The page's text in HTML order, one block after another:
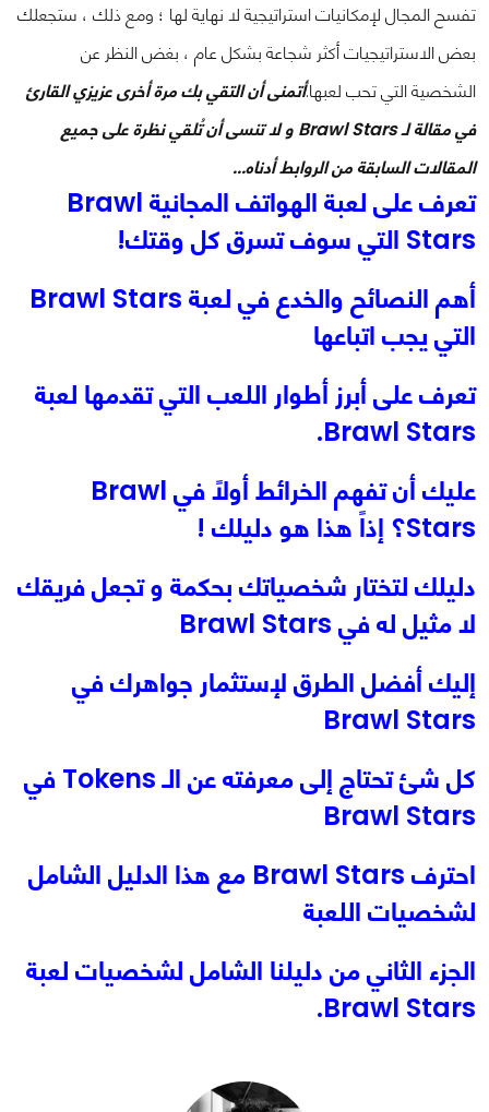
تفسح المجال لإمكانيات استراتيجية لا نهاية لها ؛ ومع ذلك ، ستجعلك
بعض الاستراتيجيات أكثر شجاعة بشكل عام ، بغض النظر عن
الشخصية التي تحب لعبها.أتمنى أن التقي بك مرة أخرى عزيزي القارئ
في مقالة لـ Brawl Stars و لا تنسى أن تُلقي نظرة على جميع
المقالات السابقة من الروابط أدناه...
تعرف على لعبة الهواتف المجانية Brawl
Stars التي سوف تسرق كل وقتك!
أهم النصائح والخدع في لعبة Brawl Stars
التي يجب اتباعها
تعرف على أبرز أطوار اللعب التي تقدمها لعبة
Brawl Stars.
عليك أن تفهم الخرائط أولاً في Brawl
Stars؟ إذاً هذا هو دليلك !
دليلك لتختار شخصياتك بحكمة و تجعل فريقك
لا مثيل له في Brawl Stars
إليك أفضل الطرق لإستثمار جواهرك في
Brawl Stars
كل شئ تحتاج إلى معرفته عن الـ Tokens في
Brawl Stars
احترف Brawl Stars مع هذا الدليل الشامل
لشخصيات اللعبة
الجزء الثاني من دليلنا الشامل لشخصيات لعبة
Brawl Stars.